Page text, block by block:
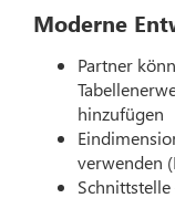
Moderne
Partner
hinzufügen
verwenden